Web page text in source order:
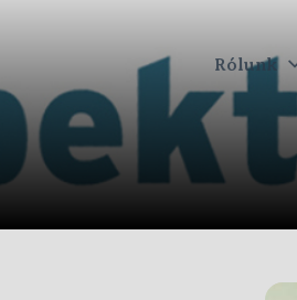
Rólunk